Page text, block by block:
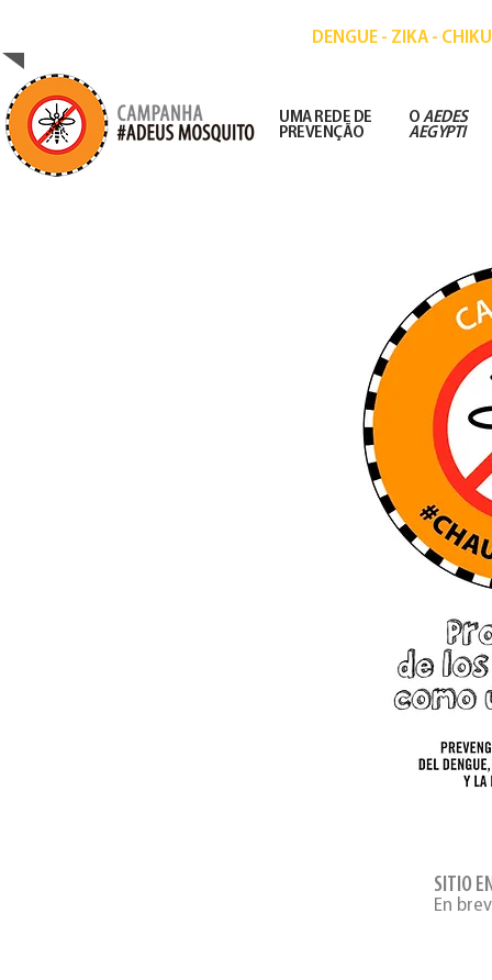
DENGUE - ZIKA -
OAEDES
AEGYPTI
UMA REDE DE
PREVENÇÃO
SITIO
En